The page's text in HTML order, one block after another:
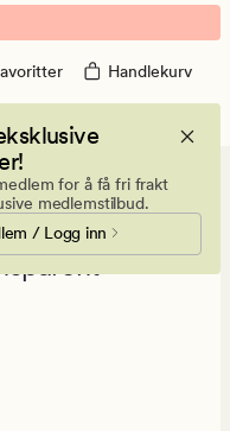
Handlekurv
for å få fri frakt
medlemstilbud.
/ Logg inn
0
en
0
-